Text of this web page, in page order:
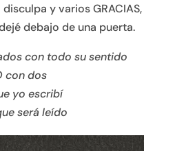
y varios GRACIAS,
debajo de una puerta.
con todo su sentido
con dos
yo escribí
será leído